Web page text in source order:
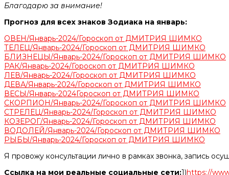
Благодарю за внимание!
Прогноз для всех знаков Зодиака на январь:
ОВЕН/Январь-2024/Гороскоп от ДМИТРИЯ ШИМКО
ТЕЛЕЦ/Январь-2024/Гороскоп от ДМИТРИЯ ШИМКО
БЛИЗНЕЦЫ/Январь-2024/Гороскоп от ДМИТРИЯ ШИМКО
РАК/Январь-2024/Гороскоп от ДМИТРИЯ ШИМКО
ЛЕВ/Январь-2024/Гороскоп от ДМИТРИЯ ШИМКО
ДЕВА/Январь-2024/Гороскоп от ДМИТРИЯ ШИМКО
ВЕСЫ/Январь-2024Гороскоп от ДМИТРИЯ ШИМКО
СКОРПИОН/Январь-2024/Гороскоп от ДМИТРИЯ ШИМКО
СТРЕЛЕЦ/Январь-2024/Гороскоп от ДМИТРИЯ ШИМКО
КОЗЕРОГ/Январь-2024/Гороскоп от ДМИТРИЯ ШИМКО
ВОДОЛЕЙ/Январь-2024/Гороскоп от ДМИТРИЯ ШИМКО
РЫБЫ/Январь-2024/Гороскоп от ДМИТРИЯ ШИМКО
Я провожу консультации лично в рамках звонка, запись
Ссылка на мои реальные социальные сети:1)https://